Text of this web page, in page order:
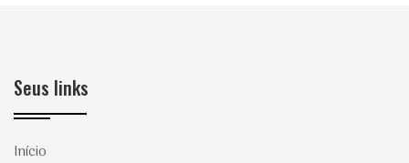
Seus links
Início